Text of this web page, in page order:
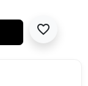
favorite_border